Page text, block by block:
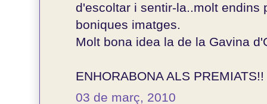
d'escoltar i sentir-la..molt endins
boniques imatges.
Molt bona idea la de la Gavina
ENHORABONA ALS PREMIATS!!
03 de març, 2010